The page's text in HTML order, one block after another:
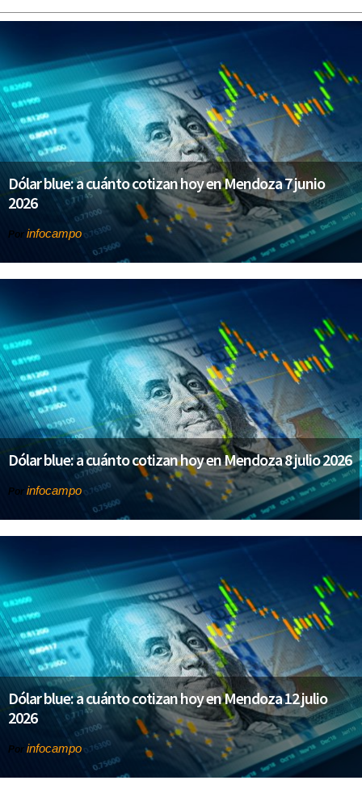
Dólar blue: a cuánto cotizan hoy en Mendoza 7 junio
2026
Por infocampo
Dólar blue: a cuánto cotizan hoy en Mendoza 8 julio 2026
Por infocampo
Dólar blue: a cuánto cotizan hoy en Mendoza 12 julio
2026
Por infocampo